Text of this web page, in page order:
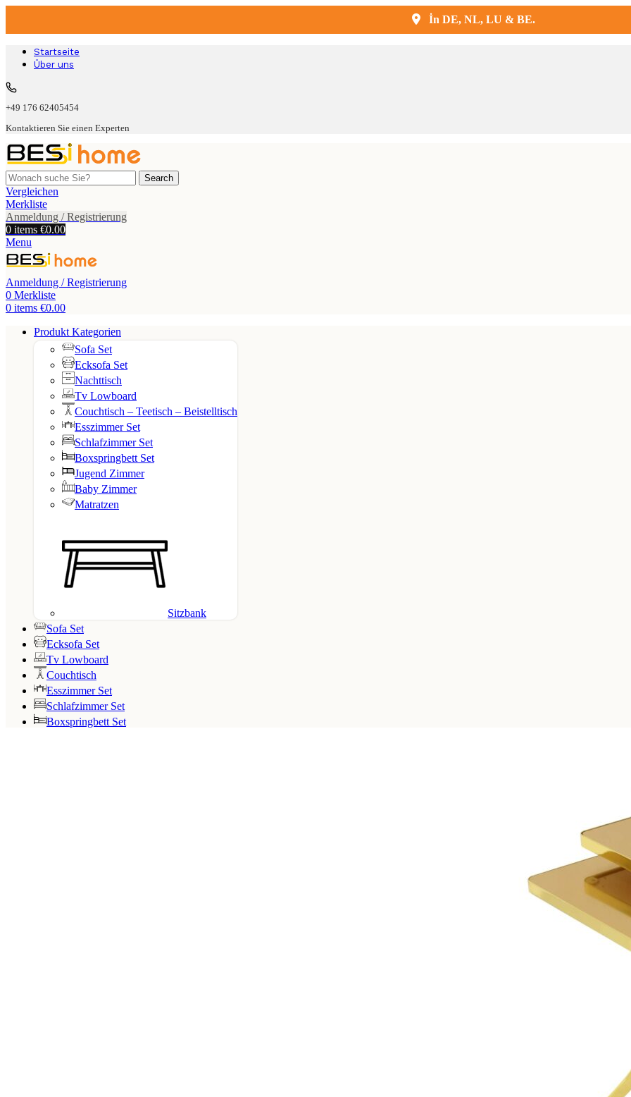
Kostenlose Lieferung und Montage
İn DE, NL, LU & BE.
Startseite
Über uns
+49 176 62405454
Kontaktieren Sie einen Experten
Search
Vergleichen
Merkliste
Anmeldung / Registrierung
0 items €0.00
Menu
Anmeldung / Registrierung
0 Merkliste
0 items €0.00
Produkt Kategorien
Sofa Set
Ecksofa Set
Nachttisch
Tv Lowboard
Couchtisch – Teetisch – Beistelltisch
Esszimmer Set
Schlafzimmer Set
Boxspringbett Set
Jugend Zimmer
Baby Zimmer
Matratzen
Sitzbank
Sofa Set
Ecksofa Set
Tv Lowboard
Couchtisch
Esszimmer Set
Schlafzimmer Set
Boxspringbett Set